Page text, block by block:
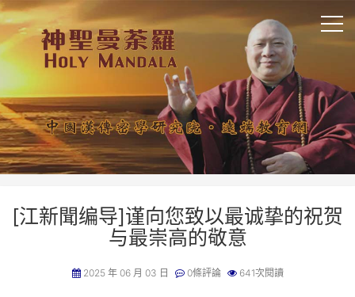
[江新聞编导]谨向您致以最诚挚的祝贺
与最崇高的敬意
2025 年 06 月 03 日 0條評論 641次閱讀